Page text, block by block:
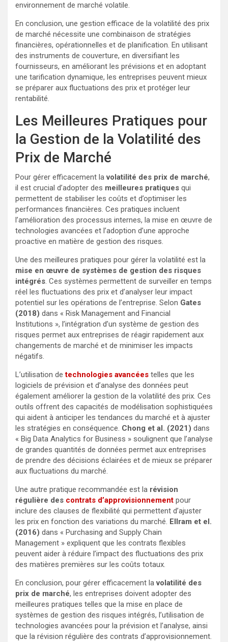
environnement de marché volatile.
En conclusion, une gestion efficace de la volatilité des prix
de marché nécessite une combinaison de stratégies
financières, opérationnelles et de planification. En utilisant
des instruments de couverture, en diversifiant les
fournisseurs, en améliorant les prévisions et en adoptant
une tarification dynamique, les entreprises peuvent mieux
se préparer aux fluctuations des prix et protéger leur
rentabilité.
Les Meilleures Pratiques pour
la Gestion de la Volatilité des
Prix de Marché
Pour gérer efficacement lavolatilité des prix de marché,
il est crucial d’adopter des meilleures pratiques qui
permettent de stabiliser les coûts et d’optimiser les
performances financières. Ces pratiques incluent
l’amélioration des processus internes, la mise en œuvre de
technologies avancées et l’adoption d’une approche
proactive en matière de gestion des risques.
Une des meilleures pratiques pour gérer la volatilité est la
mise en œuvre de systèmes de gestion des risques
intégrés. Ces systèmes permettent de surveiller en temps
réel les fluctuations des prix et d’analyser leur impact
potentiel sur les opérations de l’entreprise. Selon Gates
(2018) dans « Risk Management and Financial
Institutions », l’intégration d’un système de gestion des
risques permet aux entreprises de réagir rapidement aux
changements de marché et de minimiser les impacts
négatifs.
L’utilisation detechnologies avancées telles que les
logiciels de prévision et d’analyse des données peut
également améliorer la gestion de la volatilité des prix. Ces
outils offrent des capacités de modélisation sophistiquées
qui aident à anticiper les tendances du marché et à ajuster
les stratégies en conséquence. Chong et al. (2021) dans
« Big Data Analytics for Business » soulignent que l’analyse
de grandes quantités de données permet aux entreprises
de prendre des décisions éclairées et de mieux se préparer
aux fluctuations du marché.
Une autre pratique recommandée est la révision
régulière des contrats d’approvisionnement pour
inclure des clauses de flexibilité qui permettent d’ajuster
les prix en fonction des variations du marché. Ellram et el.
(2016) dans « Purchasing and Supply Chain
Management » expliquent que les contrats flexibles
peuvent aider à réduire l’impact des fluctuations des prix
des matières premières sur les coûts totaux.
En conclusion, pour gérer efficacement lavolatilité des
prix de marché, les entreprises doivent adopter des
meilleures pratiques telles que la mise en place de
systèmes de gestion des risques intégrés, l’utilisation de
technologies avancées pour la prévision et l’analyse, ainsi
que la révision régulière des contrats d’approvisionnement.